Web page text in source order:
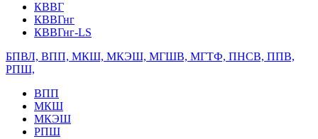
КВВГ
КВВГнг
КВВГнг-LS
БПВЛ, ВПП, МКШ, МКЭШ, МГШВ, МГТФ, ПНСВ, ППВ,
РПШ,
ВПП
МКШ
МКЭШ
РПШ